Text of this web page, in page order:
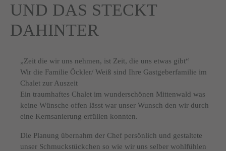
UND DAS STECKT
DAHINTER
„Zeit die wir uns nehmen, ist Zeit, die uns etwas gibt“
Wir die Familie Öckler/ Weiß sind Ihre Gastgeberfamilie im
Chalet zur Auszeit
Ein traumhaftes Chalet im wunderschönen Mittenwald was
keine Wünsche offen lässt war unser Wunsch den wir durch
eine Kernsanierung erfüllen konnten.
Die Planung übernahm der Chef persönlich und gestaltete
unser Schmuckstückchen so wie wir uns selber wohlfühlen